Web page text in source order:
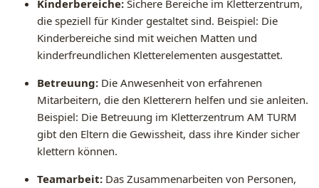
Kinderbereiche: Sichere Bereiche im Kletterzentrum,
die speziell für Kinder gestaltet sind. Beispiel: Die
Kinderbereiche sind mit weichen Matten und
kinderfreundlichen Kletterelementen ausgestattet.
Betreuung: Die Anwesenheit von erfahrenen
Mitarbeitern, die den Kletterern helfen und sie anleiten.
Beispiel: Die Betreuung im Kletterzentrum AM TURM
gibt den Eltern die Gewissheit, dass ihre Kinder sicher
klettern können.
Teamarbeit: Das Zusammenarbeiten von Personen,